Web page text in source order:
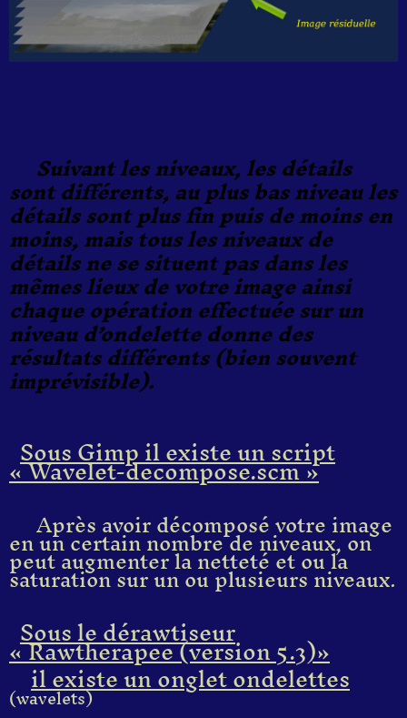
Suivant les niveaux, les détails
sont différents, au plus bas niveau les
détails sont plus fin puis de moins en
moins, mais tous les niveaux de
détails ne se situent pas dans les
mêmes lieux de votre image ainsi
chaque opération effectuée sur un
niveau d’ondelette donne des
résultats différents (bien souvent
imprévisible).
Sous Gimp il existe un script
« Wavelet-decompose.scm »
Après avoir décomposé votre image
en un certain nombre de niveaux, on
peut augmenter la netteté et ou la
saturation sur un ou plusieurs niveaux.
Sous le dérawtiseur
« Rawtherapee (version 5.3)»
il existe un onglet ondelettes
(wavelets)